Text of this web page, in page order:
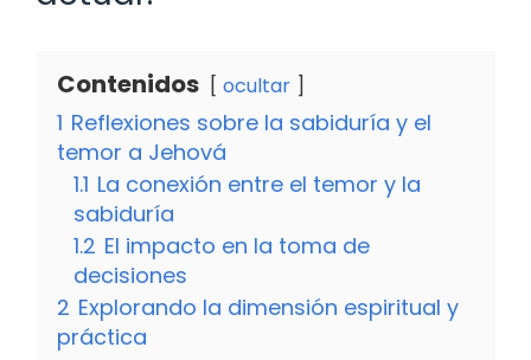
Contenidos ocultar
1 Reflexiones sobre la sabiduría y el
temor a Jehová
1.1 La conexión entre el temor y la
sabiduría
1.2 El impacto en la toma de
decisiones
2 Explorando la dimensión espiritual y
práctica